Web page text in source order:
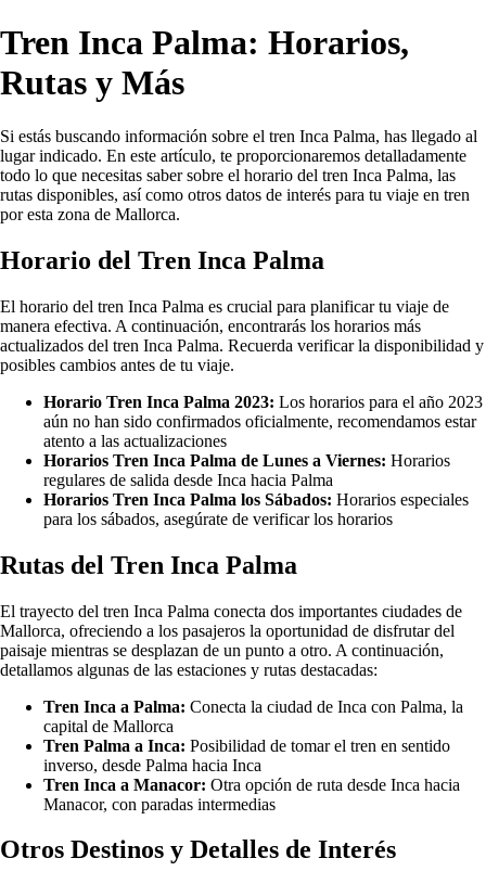
Tren Inca Palma: Horarios,
Rutas y Más
Si estás buscando información sobre el tren Inca Palma, has llegado al
lugar indicado. En este artículo, te proporcionaremos detalladamente
todo lo que necesitas saber sobre el horario del tren Inca Palma, las
rutas disponibles, así como otros datos de interés para tu viaje en tren
por esta zona de Mallorca.
Horario del Tren Inca Palma
El horario del tren Inca Palma es crucial para planificar tu viaje de
manera efectiva. A continuación, encontrarás los horarios más
actualizados del tren Inca Palma. Recuerda verificar la disponibilidad y
posibles cambios antes de tu viaje.
Horario Tren Inca Palma 2023: Los horarios para el año 2023
aún no han sido confirmados oficialmente, recomendamos estar
atento a las actualizaciones
Horarios Tren Inca Palma de Lunes a Viernes: Horarios
regulares de salida desde Inca hacia Palma
Horarios Tren Inca Palma los Sábados: Horarios especiales
para los sábados, asegúrate de verificar los horarios
Rutas del Tren Inca Palma
El trayecto del tren Inca Palma conecta dos importantes ciudades de
Mallorca, ofreciendo a los pasajeros la oportunidad de disfrutar del
paisaje mientras se desplazan de un punto a otro. A continuación,
detallamos algunas de las estaciones y rutas destacadas:
Tren Inca a Palma: Conecta la ciudad de Inca con Palma, la
capital de Mallorca
Tren Palma a Inca: Posibilidad de tomar el tren en sentido
inverso, desde Palma hacia Inca
Tren Inca a Manacor: Otra opción de ruta desde Inca hacia
Manacor, con paradas intermedias
Otros Destinos y Detalles de Interés